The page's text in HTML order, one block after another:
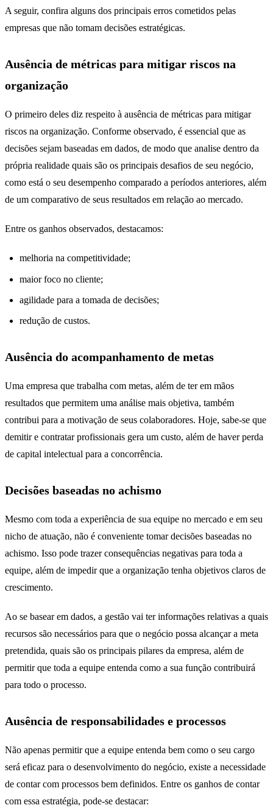
A seguir, confira alguns dos principais erros cometidos pelas
empresas que não tomam decisões estratégicas.
Ausência de métricas para mitigar riscos na
organização
O primeiro deles diz respeito à ausência de métricas para mitigar
riscos na organização. Conforme observado, é essencial que as
decisões sejam baseadas em dados, de modo que analise dentro da
própria realidade quais são os principais desafios de seu negócio,
como está o seu desempenho comparado a períodos anteriores, além
de um comparativo de seus resultados em relação ao mercado.
Entre os ganhos observados, destacamos:
melhoria na competitividade;
maior foco no cliente;
agilidade para a tomada de decisões;
redução de custos.
Ausência do acompanhamento de metas
Uma empresa que trabalha com metas, além de ter em mãos
resultados que permitem uma análise mais objetiva, também
contribui para a motivação de seus colaboradores. Hoje, sabe-se que
demitir e contratar profissionais gera um custo, além de haver perda
de capital intelectual para a concorrência.
Decisões baseadas no achismo
Mesmo com toda a experiência de sua equipe no mercado e em seu
nicho de atuação, não é conveniente tomar decisões baseadas no
achismo. Isso pode trazer consequências negativas para toda a
equipe, além de impedir que a organização tenha objetivos claros de
crescimento.
Ao se basear em dados, a gestão vai ter informações relativas a quais
recursos são necessários para que o negócio possa alcançar a meta
pretendida, quais são os principais pilares da empresa, além de
permitir que toda a equipe entenda como a sua função contribuirá
para todo o processo.
Ausência de responsabilidades e processos
Não apenas permitir que a equipe entenda bem como o seu cargo
será eficaz para o desenvolvimento do negócio, existe a necessidade
de contar com processos bem definidos. Entre os ganhos de contar
com essa estratégia, pode-se destacar: